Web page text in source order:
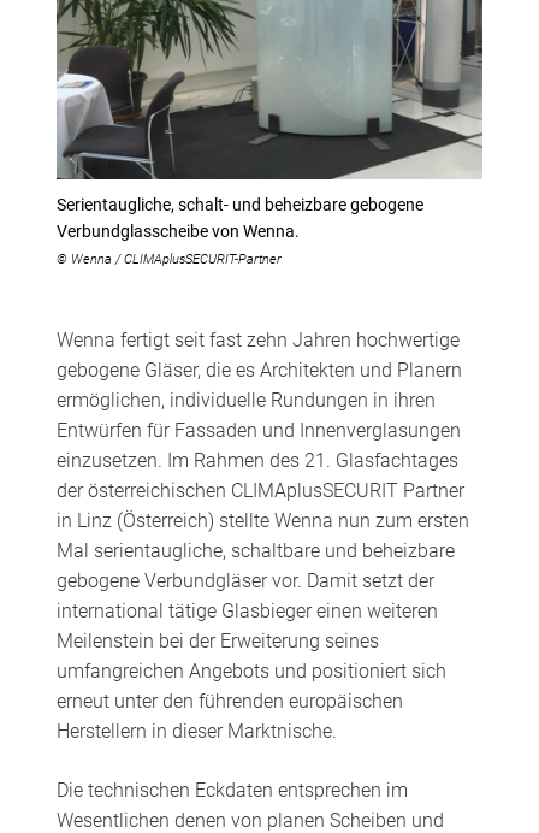
Serientaugliche, schalt- und beheizbare gebogene
Verbundglasscheibe von Wenna.
© Wenna / CLIMAplusSECURIT-Partner
Wenna fertigt seit fast zehn Jahren hochwertige
gebogene Gläser, die es Architekten und Planern
ermöglichen, individuelle Rundungen in ihren
Entwürfen für Fassaden und Innenverglasungen
einzusetzen. Im Rahmen des 21. Glasfachtages
der österreichischen CLIMAplusSECURIT Partner
in Linz (Österreich) stellte Wenna nun zum ersten
Mal serientaugliche, schaltbare und beheizbare
gebogene Verbundgläser vor. Damit setzt der
international tätige Glasbieger einen weiteren
Meilenstein bei der Erweiterung seines
umfangreichen Angebots und positioniert sich
erneut unter den führenden europäischen
Herstellern in dieser Marktnische.
Die technischen Eckdaten entsprechen im
Wesentlichen denen von planen Scheiben und